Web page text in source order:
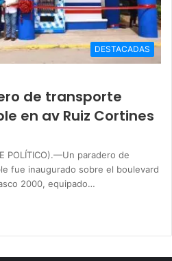
DESTACADAS
de transporte
en av Ruiz Cortines
POLÍTICO).—Un paradero de
fue inaugurado sobre el boulevard
2000, equipado…